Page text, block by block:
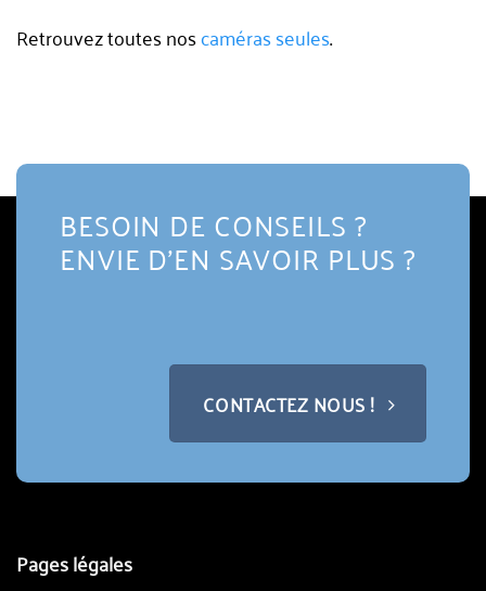
Retrouvez toutes noscaméras seules.
BESOIN DE CONSEILS ?
ENVIE D'EN SAVOIR PLUS ?
CONTACTEZ NOUS !
Pages légales